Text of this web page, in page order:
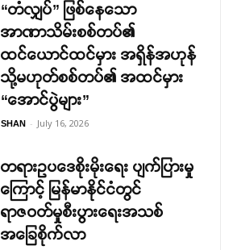
“တံလျှပ်” ဖြစ်နေသော
အာဏာသိမ်းစစ်တပ်၏
ထင်ယောင်ထင်မှား အရှိန်အဟုန်
သို့မဟုတ်စစ်တပ်၏ အထင်မှား
“အောင်ပွဲများ”
SHAN - July 16, 2026
တရားဥပဒေစိုးမိုးရေး ပျက်ပြားမှု
ကြောင့် မြန်မာနိုင်ငံတွင်
ရာဇဝတ်မှုစီးပွားရေးအသစ်
အခြေစိုက်လာ